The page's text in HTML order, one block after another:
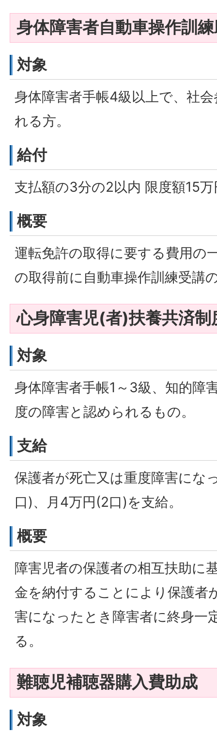
身体障害者自動車操作訓
対象
身体障害者手帳4級以上で、社
れる方。
給付
支払額の3分の2以内 限度額15万
概要
運転免許の取得に要する費用の
の取得前に自動車操作訓練受講
心身障害児(者)扶養共済制
対象
身体障害者手帳1～3級、知的障
度の障害と認められるもの。
支給
保護者が死亡又は重度障害にな
口)、月4万円(2口)を支給。
概要
障害児者の保護者の相互扶助に
金を納付することにより保護者
害になったとき障害者に終身一
る。
難聴児補聴器購入費助成
対象